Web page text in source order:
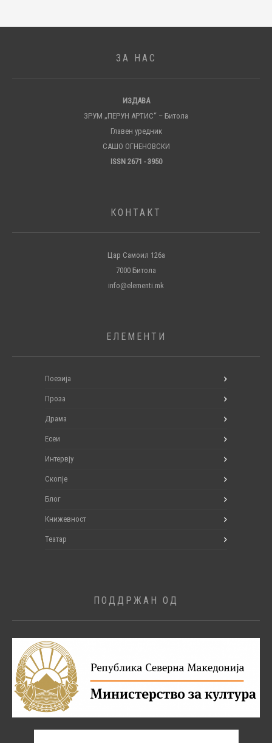
ЗА НАС
ИЗДАВА
ЗРУМ „ПЕРУН АРТИС“ – Битола
Главен уредник
САШО ОГНЕНОВСКИ
ISSN 2671 - 3950
КОНТАКТ
Цар Самоил 126а
7000 Битола
info@elementi.mk
ЕЛЕМЕНТИ
Поезија
Проза
Драма
Есеи
Интервју
Скопје
Блог
Книжевност
Театар
ПОДДРЖАН ОД